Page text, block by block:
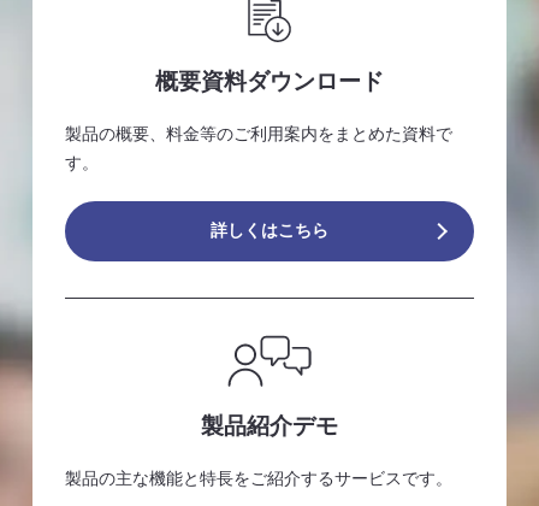
概要資料ダウンロード
製品の概要、料金等のご利用案内をまとめた資料で
す。
詳しくはこちら
製品紹介デモ
製品の主な機能と特長をご紹介するサービスです。